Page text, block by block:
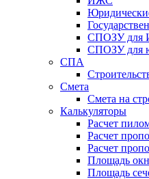
СПОЗУ для
СПОЗУ для
СПА
Смета
Смета на
Калькуляторы
Расчет
Расчет
Расчет
Площадь
Площадь